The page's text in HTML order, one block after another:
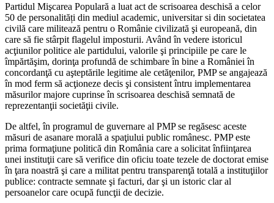
Partidul Mişcarea Populară a luat act de scrisoarea deschisă a celor
50 de personalități din mediul academic, universitar si din societatea
civilă care militează pentru o Românie civilizată şi europeană, din
care să fie stârpit flagelul imposturii. Având în vedere istoricul
acţiunilor politice ale partidului, valorile şi principiile pe care le
împărtăşim, dorinţa profundă de schimbare în bine a României în
concordanţă cu aşteptările legitime ale cetăţenilor, PMP se angajează
în mod ferm să acţioneze decis şi consistent întru implementarea
măsurilor majore cuprinse în scrisoarea deschisă semnată de
reprezentanţii societăţii civile.
De altfel, în programul de guvernare al PMP se regăsesc aceste
măsuri de asanare morală a spaţiului public românesc. PMP este
prima formaţiune politică din România care a solicitat înfiinţarea
unei instituţii care să verifice din oficiu toate tezele de doctorat emise
în ţara noastră şi care a militat pentru transparenţă totală a instituţiilor
publice: contracte semnate şi facturi, dar şi un istoric clar al
persoanelor care ocupă funcţii de decizie.